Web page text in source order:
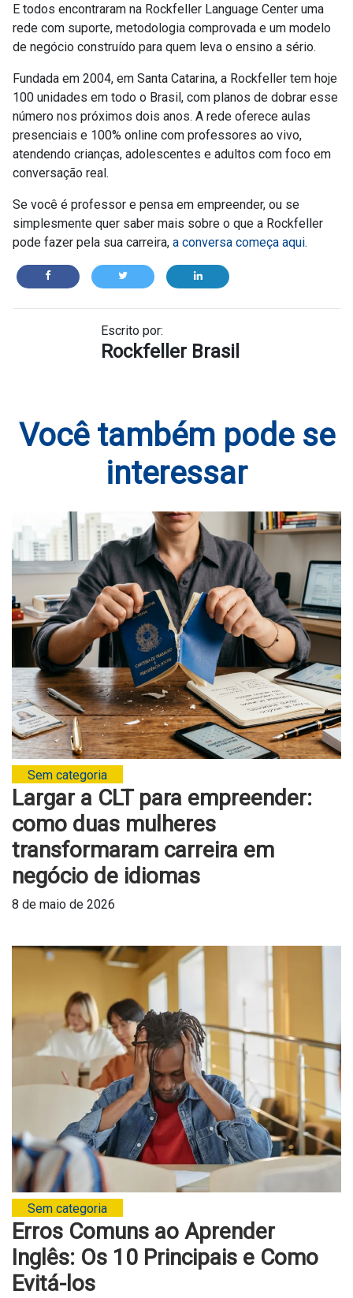
E todos encontraram na Rockfeller Language Center uma
rede com suporte, metodologia comprovada e um modelo
de negócio construído para quem leva o ensino a sério.
Fundada em 2004, em Santa Catarina, a Rockfeller tem hoje
100 unidades em todo o Brasil, com planos de dobrar esse
número nos próximos dois anos. A rede oferece aulas
presenciais e 100% online com professores ao vivo,
atendendo crianças, adolescentes e adultos com foco em
conversação real.
Se você é professor e pensa em empreender, ou se
simplesmente quer saber mais sobre o que a Rockfeller
pode fazer pela sua carreira, a conversa começa aqui.
Escrito por:
Rockfeller Brasil
Você também pode se
interessar
Sem categoria
Largar a CLT para empreender:
como duas mulheres
transformaram carreira em
negócio de idiomas
8 de maio de 2026
Sem categoria
Erros Comuns ao Aprender
Inglês: Os 10 Principais e Como
Evitá-los